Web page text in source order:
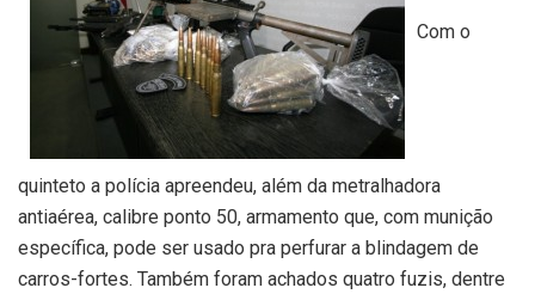
Com o
quinteto a polícia apreendeu, além da metralhadora
antiaérea, calibre ponto 50, armamento que, com munição
específica, pode ser usado pra perfurar a blindagem de
carros-fortes. Também foram achados quatro fuzis, dentre